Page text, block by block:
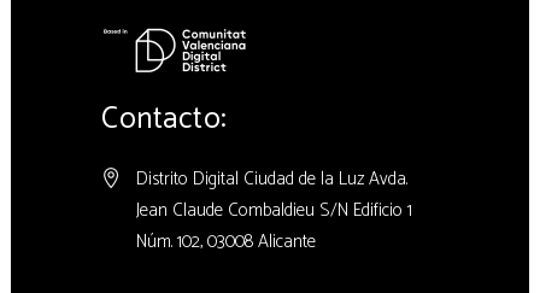
Contacto:
Distrito Digital Ciudad de la Luz Avda.
Jean Claude Combaldieu S/N Edificio 1
Núm. 102, 03008 Alicante